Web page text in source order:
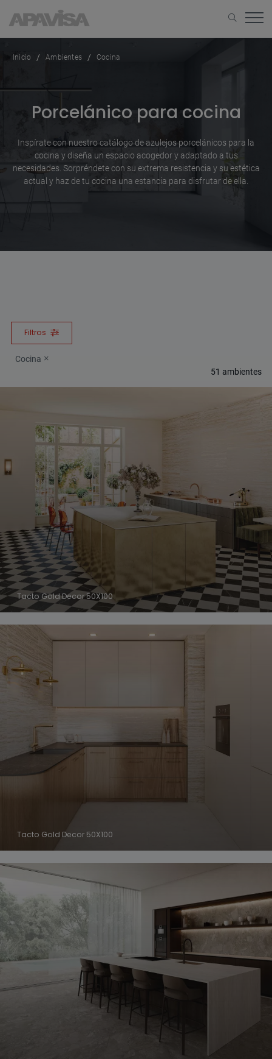
Inicio Ambientes Cocina
Porcelánico para cocina
Inspírate con nuestro catálogo de azulejos porcelánicos para la
cocina y diseña un espacio acogedor y adaptado a tus
necesidades. Sorpréndete con su extrema resistencia y su estética
actual y haz de tu cocina una estancia para disfrutar de ella.
Filtros
Cocina
51 ambientes
Tacto Gold Decor 50X100
Tacto Gold Decor 50X100